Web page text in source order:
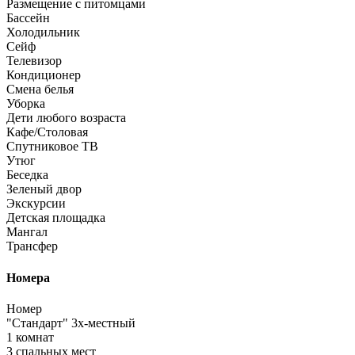
Размещение с питомцами
Бассейн
Холодильник
Сейф
Телевизор
Кондиционер
Смена белья
Уборка
Дети любого возраста
Кафе/Столовая
Спутниковое ТВ
Утюг
Беседка
Зеленый двор
Экскурсии
Детская площадка
Мангал
Трансфер
Номера
Номер
"Стандарт" 3х-местный
1 комнат
3 спальных мест